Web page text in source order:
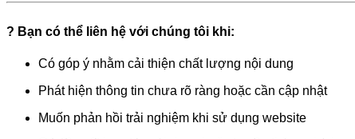
? Bạn có thể liên hệ với chúng tôi khi:
Có góp ý nhằm cải thiện chất lượng nội dung
Phát hiện thông tin chưa rõ ràng hoặc cần cập nhật
Muốn phản hồi trải nghiệm khi sử dụng website